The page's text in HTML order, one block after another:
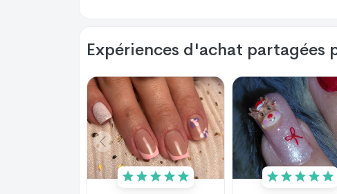
Expériences d'achat partagées